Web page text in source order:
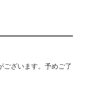
ございます。予めご了